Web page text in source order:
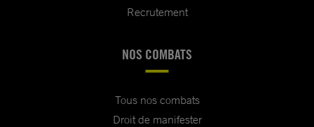
Recrutement
NOS COMBATS
Tous nos combats
Droit de manifester